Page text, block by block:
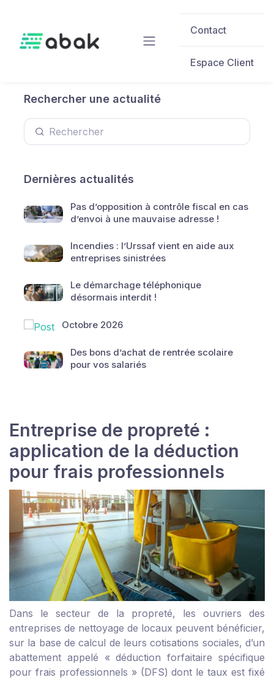
Contact
Espace Client
Rechercher une actualité
Dernières actualités
Pas d’opposition à contrôle fiscal en cas
d’envoi à une mauvaise adresse !
Incendies : l’Urssaf vient en aide aux
entreprises sinistrées
Le démarchage téléphonique
désormais interdit !
Octobre 2026
Des bons d’achat de rentrée scolaire
pour vos salariés
Entreprise de propreté :
application de la déduction
pour frais professionnels
Dans le secteur de la propreté, les ouvriers des
entreprises de nettoyage de locaux peuvent bénéficier,
sur la base de calcul de leurs cotisations sociales, d’un
abattement appelé « déduction forfaitaire spécifique
pour frais professionnels » (DFS) dont le taux est fixé